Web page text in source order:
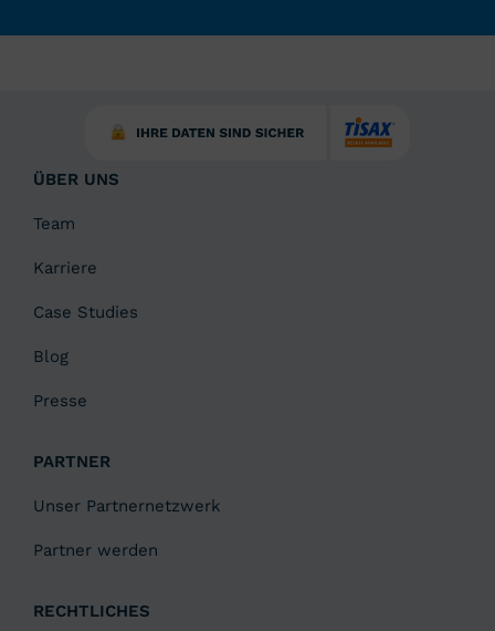
ÜBER UNS
Team
Karriere
Case Studies
Blog
Presse
PARTNER
Unser Partnernetzwerk
Partner werden
RECHTLICHES